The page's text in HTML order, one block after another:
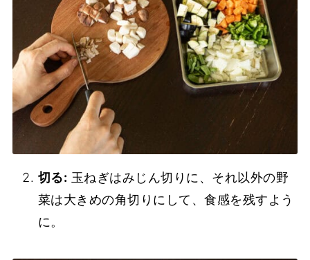
切る: 玉ねぎはみじん切りに、それ以外の野
菜は大きめの角切りにして、食感を残すよう
に。